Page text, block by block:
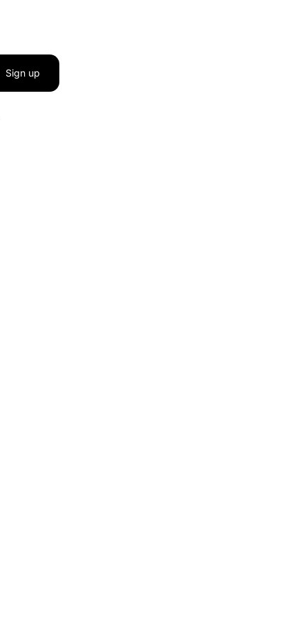
Sign up